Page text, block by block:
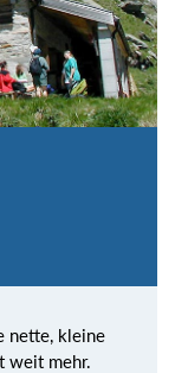
nette, kleine
weit mehr.